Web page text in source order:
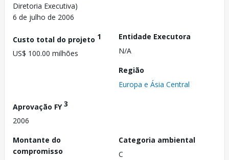
Diretoria Executiva)
6 de julho de 2006
Custo total do projeto 1
US$ 100.00 milhões
Entidade Executora
N/A
Região
Europa e Ásia Central
Aprovação FY3
2006
Montante do
compromisso
Categoria ambiental
C